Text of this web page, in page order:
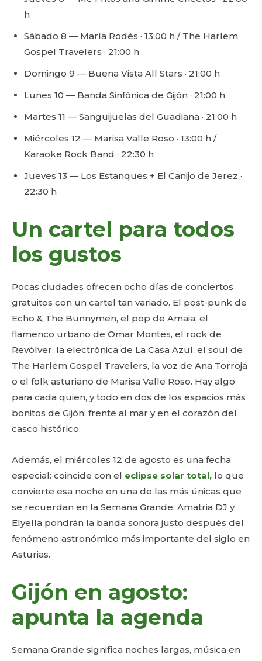
h
Sábado 8 — María Rodés · 13:00 h / The Harlem
Gospel Travelers · 21:00 h
Domingo 9 — Buena Vista All Stars · 21:00 h
Lunes 10 — Banda Sinfónica de Gijón · 21:00 h
Martes 11 — Sanguijuelas del Guadiana · 21:00 h
Miércoles 12 — Marisa Valle Roso · 13:00 h /
Karaoke Rock Band · 22:30 h
Jueves 13 — Los Estanques + El Canijo de Jerez ·
22:30 h
Un cartel para todos
los gustos
Pocas ciudades ofrecen ocho días de conciertos
gratuitos con un cartel tan variado. El post-punk de
Echo & The Bunnymen, el pop de Amaia, el
flamenco urbano de Omar Montes, el rock de
Revólver, la electrónica de La Casa Azul, el soul de
The Harlem Gospel Travelers, la voz de Ana Torroja
o el folk asturiano de Marisa Valle Roso. Hay algo
para cada quien, y todo en dos de los espacios más
bonitos de Gijón: frente al mar y en el corazón del
casco histórico.
Además, el miércoles 12 de agosto es una fecha
especial: coincide con el eclipse solar total, lo que
convierte esa noche en una de las más únicas que
se recuerdan en la Semana Grande. Amatria DJ y
Elyella pondrán la banda sonora justo después del
fenómeno astronómico más importante del siglo en
Asturias.
Gijón en agosto:
apunta la agenda
Semana Grande significa noches largas, música en